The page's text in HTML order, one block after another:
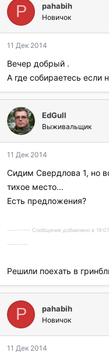
P pahabih
Новичок
11 Дек 2014
Вечер добрый .
А где собираетесь если
EdGull
Выживальщик
11 Дек 2014
Сидим Свердлова 1, но
тихое место...
Есть предложения?
---------- Сообщение добавлено в
---------
Решили поехать в
P pahabih
Новичок
11 Дек 2014